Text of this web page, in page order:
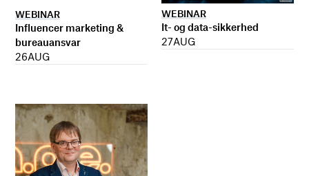
WEBINAR
Influencer marketing &
bureauansvar
26AUG
WEBINAR
It- og data-sikkerhed
27AUG